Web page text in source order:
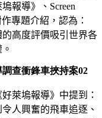
報導》、Screen
專題介紹，認為：
的高度評價吸引世界各
萊塢報導》中提到：
令人興奮的飛車追逐、